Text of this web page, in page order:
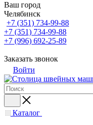
Ваш город
Челябинск
+7 (351) 734-99-88
+7 (351) 734-99-88
+7 (996) 692-25-89
Заказать звонок
Войти
Каталог